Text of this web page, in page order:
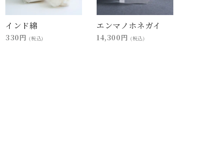
インド綿
330円 (税込)
エンマノホネガイ
14,300円 (税込)